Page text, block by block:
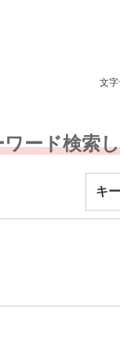
文
ード検索